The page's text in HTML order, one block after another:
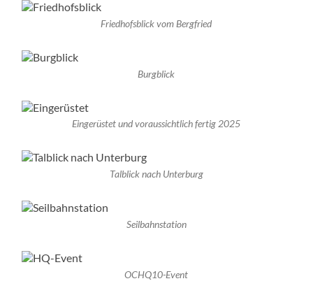
Friedhofsblick vom Bergfried
Burgblick
Eingerüstet und voraussichtlich fertig 2025
Talblick nach Unterburg
Seilbahnstation
OCHQ10-Event